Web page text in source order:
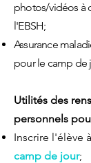
photos/vidéos à
l'EBSH;
Assurance
pour le camp de
Utilités des
personnels
Inscrire l'élève à
camp de jour;